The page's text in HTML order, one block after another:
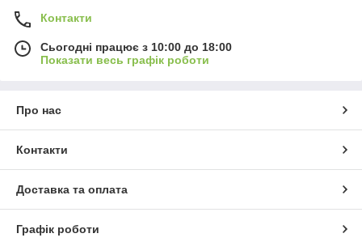
Контакти
Сьогодні працює з 10:00 до 18:00
Показати весь графік роботи
Про нас
Контакти
Доставка та оплата
Графік роботи